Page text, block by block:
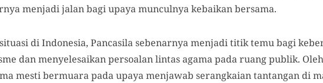
menjadi jalan bagi upaya munculnya kebaikan bersama.
di Indonesia, Pancasila sebenarnya menjadi titik temu bagi
dan menyelesaikan persoalan lintas agama pada ruang publik.
mesti bermuara pada upaya menjawab serangkaian tantangan di